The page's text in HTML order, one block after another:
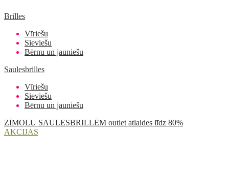
Brilles
Vīriešu
Sieviešu
Bērnu un jauniešu
Saulesbrilles
Vīriešu
Sieviešu
Bērnu un jauniešu
ZĪMOLU SAULESBRILLĒM outlet atlaides līdz 80%
AKCIJAS